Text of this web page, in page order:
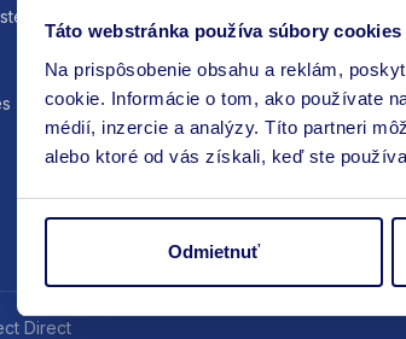
Táto webstránka používa súbory cookies
Na prispôsobenie obsahu a reklám,
cookie. Informácie o tom, ako používate
médií, inzercie a analýzy. Títo partneri
alebo ktoré od vás získali, keď ste
Odmietnuť
Direct